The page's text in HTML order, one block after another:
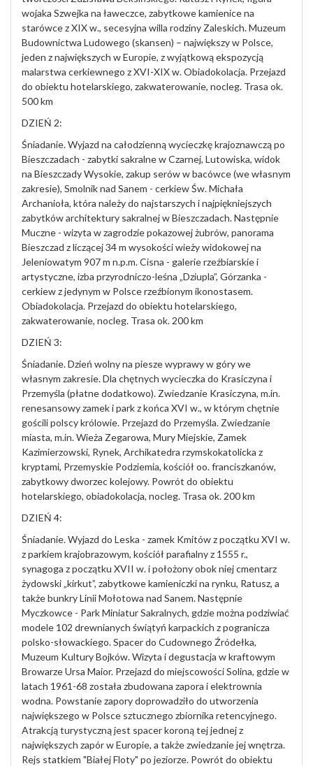
wojaka Szwejka na ławeczce, zabytkowe kamienice na
starówce z XIX w., secesyjna willa rodziny Zaleskich. Muzeum
Budownictwa Ludowego (skansen) – największy w Polsce,
jeden z największych w Europie, z wyjątkową ekspozycją
malarstwa cerkiewnego z XVI-XIX w. Obiadokolacja. Przejazd
do obiektu hotelarskiego, zakwaterowanie, nocleg. Trasa ok.
500 km
DZIEŃ 2:
Śniadanie. Wyjazd na całodzienną wycieczkę krajoznawczą po
Bieszczadach - zabytki sakralne w Czarnej, Lutowiska, widok
na Bieszczady Wysokie, zakup serów w bacówce (we własnym
zakresie), Smolnik nad Sanem - cerkiew Św. Michała
Archanioła, która należy do najstarszych i najpiękniejszych
zabytków architektury sakralnej w Bieszczadach. Następnie
Muczne - wizyta w zagrodzie pokazowej żubrów, panorama
Bieszczad z liczącej 34 m wysokości wieży widokowej na
Jeleniowatym 907 m n.p.m. Cisna - galerie rzeźbiarskie i
artystyczne, izba przyrodniczo-leśna „Dziupla”, Górzanka -
cerkiew z jedynym w Polsce rzeźbionym ikonostasem.
Obiadokolacja. Przejazd do obiektu hotelarskiego,
zakwaterowanie, nocleg. Trasa ok. 200 km
DZIEŃ 3:
Śniadanie. Dzień wolny na piesze wyprawy w góry we
własnym zakresie. Dla chętnych wycieczka do Krasiczyna i
Przemyśla (płatne dodatkowo). Zwiedzanie Krasiczyna, m.in.
renesansowy zamek i park z końca XVI w., w którym chętnie
gościli polscy królowie. Przejazd do Przemyśla. Zwiedzanie
miasta, m.in. Wieża Zegarowa, Mury Miejskie, Zamek
Kazimierzowski, Rynek, Archikatedra rzymskokatolicka z
kryptami, Przemyskie Podziemia, kościół oo. franciszkanów,
zabytkowy dworzec kolejowy. Powrót do obiektu
hotelarskiego, obiadokolacja, nocleg. Trasa ok. 200 km
DZIEŃ 4:
Śniadanie. Wyjazd do Leska - zamek Kmitów z początku XVI w.
z parkiem krajobrazowym, kościół parafialny z 1555 r.,
synagoga z początku XVII w. i położony obok niej cmentarz
żydowski „kirkut”, zabytkowe kamieniczki na rynku, Ratusz, a
także bunkry Linii Mołotowa nad Sanem. Następnie
Myczkowce - Park Miniatur Sakralnych, gdzie można podziwiać
modele 102 drewnianych świątyń karpackich z pogranicza
polsko-słowackiego. Spacer do Cudownego Źródełka,
Muzeum Kultury Bojków. Wizyta i degustacja w kraftowym
Browarze Ursa Maior. Przejazd do miejscowości Solina, gdzie w
latach 1961-68 została zbudowana zapora i elektrownia
wodna. Powstanie zapory doprowadziło do utworzenia
największego w Polsce sztucznego zbiornika retencyjnego.
Atrakcją turystyczną jest spacer koroną tej jednej z
największych zapór w Europie, a także zwiedzanie jej wnętrza.
Rejs statkiem "Białej Floty" po jeziorze. Powrót do obiektu